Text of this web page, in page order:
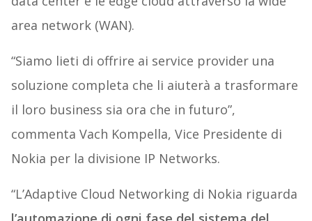
area network (WAN).
“Siamo lieti di offrire ai service provider una
soluzione completa che li aiuterà a trasformare
il loro business sia ora che in futuro”,
commenta Vach Kompella, Vice Presidente di
Nokia per la divisione IP Networks.
“L’Adaptive Cloud Networking di Nokia riguarda